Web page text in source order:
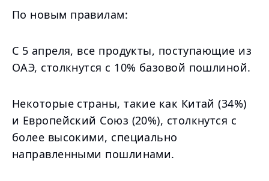
По новым правилам:
С 5 апреля, все продукты, поступающие из
ОАЭ, столкнутся с 10% базовой пошлиной.
Некоторые страны, такие как Китай (34%)
и Европейский Союз (20%), столкнутся с
более высокими, специально
направленными пошлинами.